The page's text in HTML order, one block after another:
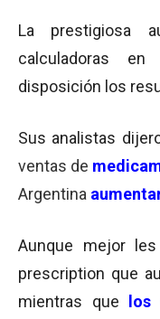
La prestigiosa
calculadoras
disposición los
Sus analistas
ventas de
Argentina
Aunque mejor
prescription que
mientras que
los